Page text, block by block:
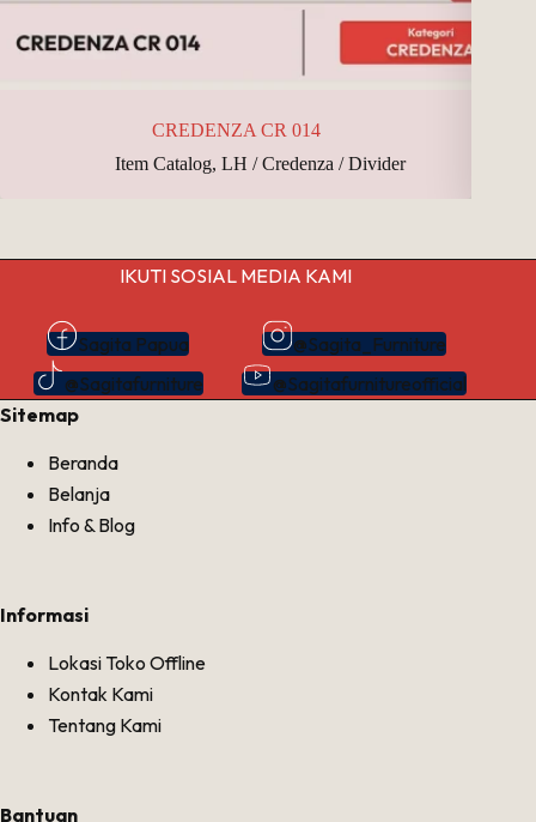
CREDENZA CR 014
Item Catalog, LH / Credenza / Divider
IKUTI SOSIAL MEDIA KAMI
Sagita Papua
@Sagita_Furniture
@Sagitafurniture
@Sagitafurnitureofficial
Sitemap
Beranda
Belanja
Info & Blog
Informasi
Lokasi Toko Offline
Kontak Kami
Tentang Kami
Bantuan